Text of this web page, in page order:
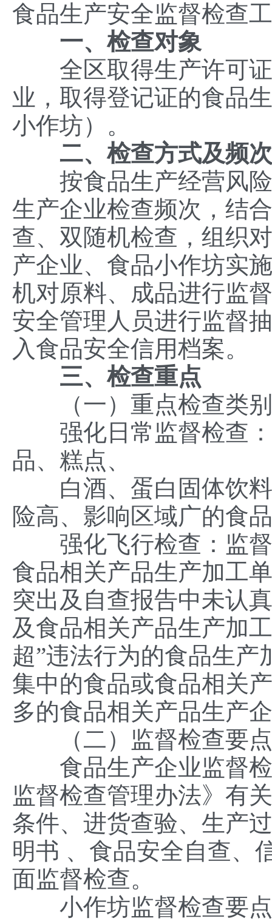
食品生产安全监督检查
一、检查对象
全区取得生产许可证
业，取得登记证的食品
小作坊）。
二、检查方式及频次
按食品生产经营风险
生产企业检查频次，结
查、双随机检查，组织
产企业、食品小作坊实
机对原料、成品进行监
安全管理人员进行监督
入食品安全信用档案。
三、检查重点
（一）重点检查类
强化日常监督检查：
品、糕点、
白酒、蛋白固体饮料
险高、影响区域广的食
强化飞行检查：监督
食品相关产品生产加工
突出及自查报告中未认
及食品相关产品生产加
超”违法行为的食品生
集中的食品或食品相关
多的食品相关产品生产
（二）监督检查要
食品生产企业监督检
监督检查管理办法》有
条件、进货查验、生产
明书 、食品安全自查、
面监督检查。
小作坊监督检查要点